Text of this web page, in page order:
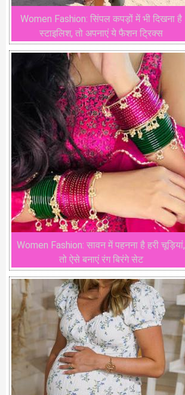
Women Fashion: सिंपल कपड़ों में भी दिखना है
स्टाइलिश, तो अपनाएं ये फैशन ट्रिक्स
Women Fashion: सावन में पहनना है हरी चूड़ियां,
तो ऐसे बनाएं रंग बिरंगे सेट